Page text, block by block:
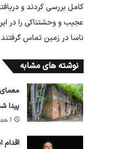
کامل بررسی کردند و
عجیب و وحشتناکی را در
ناسا در زمین تماس
نوشته های مشابه
پیدا
1 هفته پیش
اقدام